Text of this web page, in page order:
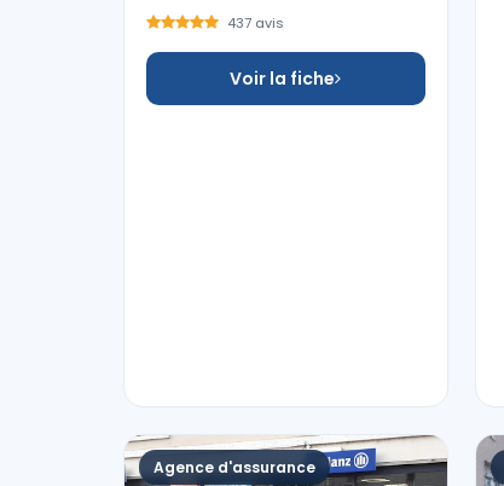
437 avis
Voir la fiche
Agence d'assurance